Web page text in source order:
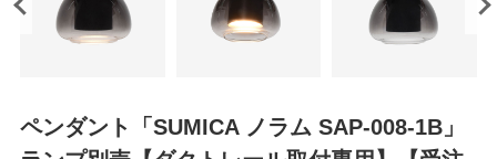
ペンダント「SUMICA ノラム SAP-008-1B」